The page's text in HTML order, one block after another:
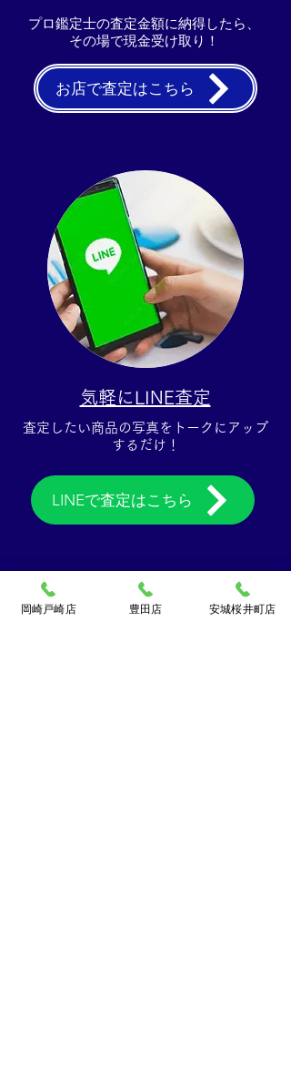
プロ鑑定士の査定金額に納得したら、
その場で現金受け取り！​
お店で査定はこちら
気軽にLINE査定
​査定したい商品の写真をトークにアップ
するだけ！​
LINEで査定はこちら
岡崎戸崎店 豊田店 安城桜井町店